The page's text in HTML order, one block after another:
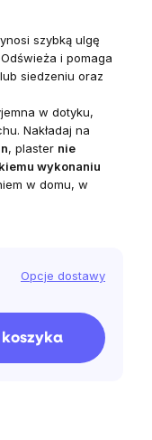
szybką ulgę
i pomaga
siedzeniu oraz
w dotyku,
Nakładaj na
, plaster nie
wykonaniu
w domu, w
Opcje dostawy
koszyka